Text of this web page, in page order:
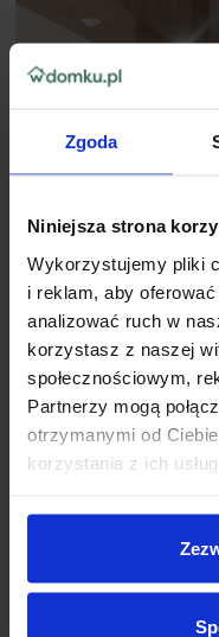
Zgoda
Niniejsza strona
Wykorzystujemy pliki
i reklam, aby
analizować ruch w
korzystasz z naszej
społecznościowym,
Partnerzy mogą
otrzymanymi od
korzystania z ich usług.
✨ Wydajne,
Ściereczki na rolce od
alternatywą dla
w najmniej odpowiednim